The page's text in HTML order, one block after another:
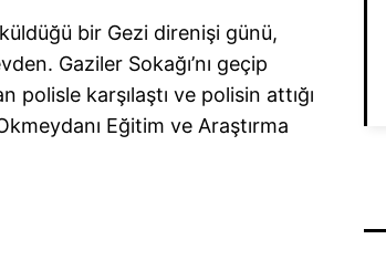
bir Gezi direnişi günü,
Gaziler Sokağı’nı geçip
polisle karşılaştı ve polisin attığı
Eğitim ve Araştırma